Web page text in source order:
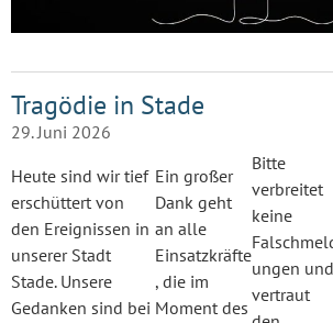
Tragödie in Stade
29. Juni 2026
Heute sind wir tief
erschüttert von
den Ereignissen in
unserer Stadt
Stade. Unsere
Gedanken sind bei
Ein großer
Dank geht
an alle
Einsatzkräfte
, die im
Moment des
Bitte
verbreitet
keine
ungen und
vertraut